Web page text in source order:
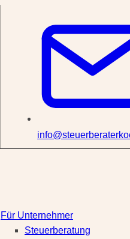
Für Unternehmer
Steuerberatung